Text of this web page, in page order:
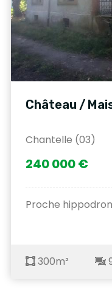
Château /
Chantelle (03)
240 000 €
Proche
300m²